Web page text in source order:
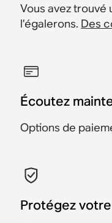
Vous avez trouvé
l’égalerons. Des
Écoutez
Options de
Protégez